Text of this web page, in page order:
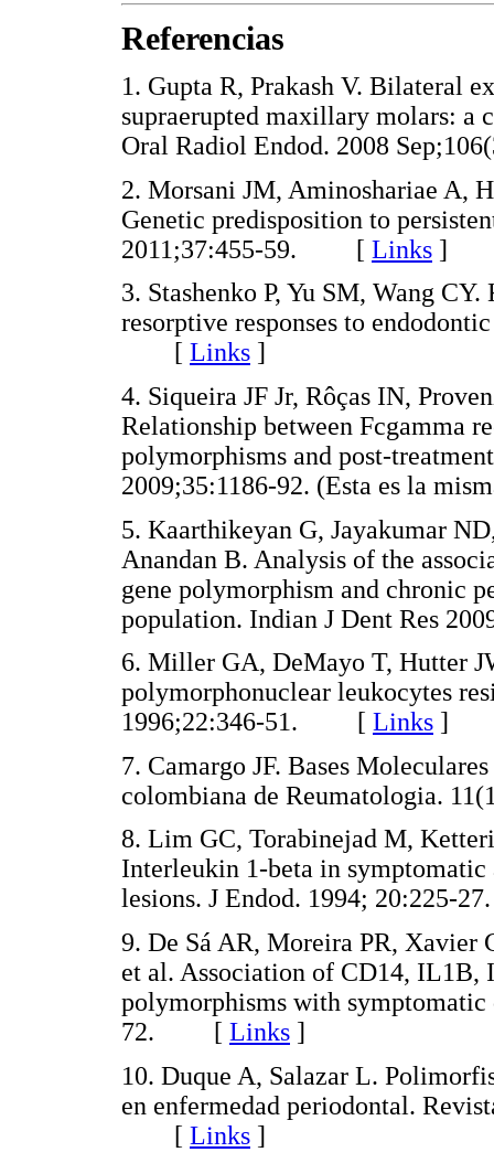
Referencias
1. Gupta R, Prakash V. Bilateral
supraerupted maxillary molars: a
Oral Radiol Endod. 2008
2. Morsani JM, Aminoshariae A,
Genetic predisposition to
2011;37:455-59. [ Links ]
3. Stashenko P, Yu SM, Wang
resorptive responses to
[ Links ]
4. Siqueira JF Jr, Rôças IN,
Relationship between Fcgamma
polymorphisms and post-
2009;35:1186-92. (Esta es la
5. Kaarthikeyan G, Jayakumar
Anandan B. Analysis of the
gene polymorphism and chronic
population. Indian J Dent Res
6. Miller GA, DeMayo T, Hutter
polymorphonuclear leukocytes
1996;22:346-51. [ Links ]
7. Camargo JF. Bases
colombiana de Reumatologia.
8. Lim GC, Torabinejad M,
Interleukin 1-beta in
lesions. J Endod. 1994;
9. De Sá AR, Moreira PR, Xavier
et al. Association of CD14, IL1B,
polymorphisms with symptomatic
72. [ Links ]
10. Duque A, Salazar L.
en enfermedad periodontal.
[ Links ]